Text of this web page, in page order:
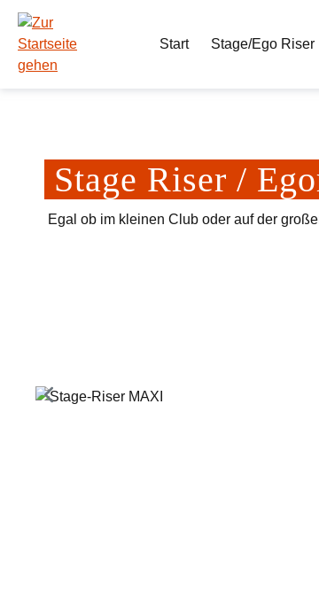
Hauptinhalt springen
Zur Suche springen
Zur Hauptnavigation springen
Start
Stage/Ego Riser
Stage Riser /
Egal ob im kleinen Club oder auf der
Bildergalerie überspringen